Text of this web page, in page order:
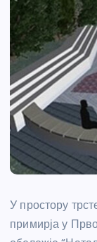
У простору
примирја у